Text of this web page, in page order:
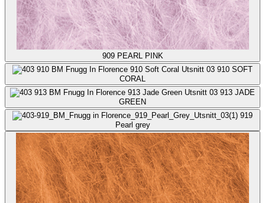
909 PEARL PINK
910 SOFT
CORAL
913 JADE
GREEN
919
Pearl grey